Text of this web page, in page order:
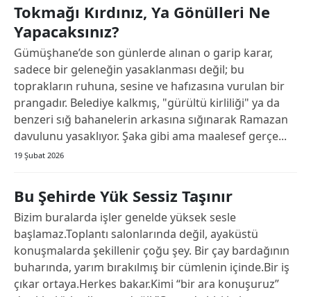
Çankırı
Denizli
Diyarbakır
Edirne
Erzurum
Eskişehir
Gaziantep
Giresun
Tokmağı Kırdınız, Ya Gönülleri Ne
Yapacaksınız?
Gümüşhane’de son günlerde alınan o garip karar,
sadece bir geleneğin yasaklanması değil; bu
toprakların ruhuna, sesine ve hafızasına vurulan bir
prangadır. Belediye kalkmış, "gürültü kirliliği" ya da
benzeri sığ bahanelerin arkasına sığınarak Ramazan
davulunu yasaklıyor. Şaka gibi ama maalesef gerçe...
19 Şubat 2026
Bu Şehirde Yük Sessiz Taşınır
Bizim buralarda işler genelde yüksek sesle
başlamaz.Toplantı salonlarında değil, ayaküstü
konuşmalarda şekillenir çoğu şey. Bir çay bardağının
buharında, yarım bırakılmış bir cümlenin içinde.Bir iş
çıkar ortaya.Herkes bakar.Kimi “bir ara konuşuruz”